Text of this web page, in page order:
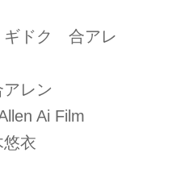
ギドク 合アレ
レン
Allen Ai Film
衣